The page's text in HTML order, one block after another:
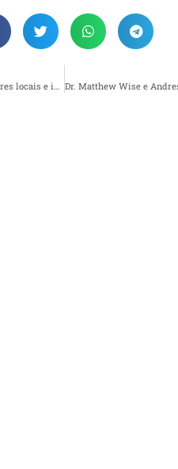
WETEX 2025 recebe forte linha de 68 patrocinadores locais e internacionais